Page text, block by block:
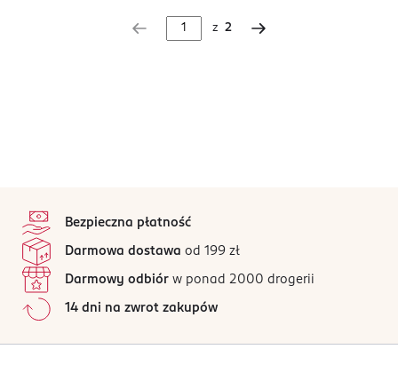
z 2
Bezpieczna płatność
Darmowa dostawa od 199 zł
Darmowy odbiór w ponad 2000 drogerii
14 dni na zwrot zakupów